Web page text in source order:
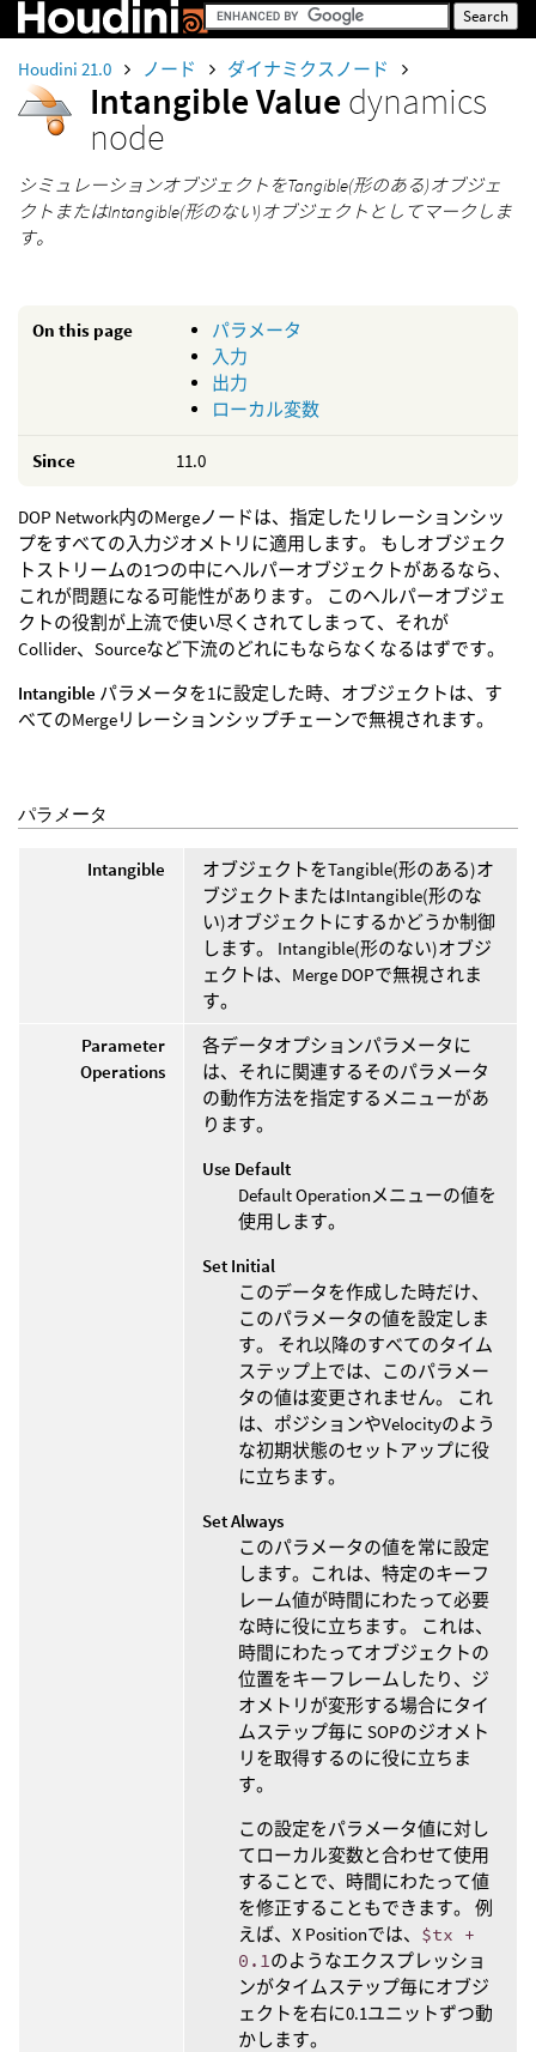
Houdini 21.0 ノード ダイナミクスノード
Intangible Value dynamics
node
シミュレーションオブジェクトをTangible(形のある)オブジェ
クトまたはIntangible(形のない)オブジェクトとしてマークしま
す。
On this page
パラメータ
入力
出力
ローカル変数
Since 11.0
DOP Network内のMergeノードは、指定したリレーションシッ
プをすべての入力ジオメトリに適用します。 もしオブジェク
トストリームの1つの中にヘルパーオブジェクトがあるなら、
これが問題になる可能性があります。 このヘルパーオブジェ
クトの役割が上流で使い尽くされてしまって、それが
Collider、Sourceなど下流のどれにもならなくなるはずです。
Intangible パラメータを1に設定した時、オブジェクトは、す
べてのMergeリレーションシップチェーンで無視されます。
パラメータ
Intangible
オブジェクトをTangible(形のある)オ
ブジェクトまたはIntangible(形のな
い)オブジェクトにするかどうか制御
します。 Intangible(形のない)オブジ
ェクトは、Merge DOPで無視されま
す。
Parameter
Operations
各データオプションパラメータに
は、それに関連するそのパラメータ
の動作方法を指定するメニューがあ
ります。
Use Default
Default Operationメニューの値を
使用します。
Set Initial
このデータを作成した時だけ、
このパラメータの値を設定しま
す。 それ以降のすべてのタイム
ステップ上では、このパラメー
タの値は変更されません。 これ
は、ポジションやVelocityのよう
な初期状態のセットアップに役
に立ちます。
Set Always
このパラメータの値を常に設定
します。これは、特定のキーフ
レーム値が時間にわたって必要
な時に役に立ちます。 これは、
時間にわたってオブジェクトの
位置をキーフレームしたり、ジ
オメトリが変形する場合にタイ
ムステップ毎に SOPのジオメト
リを取得するのに役に立ちま
す。
この設定をパラメータ値に対し
てローカル変数と合わせて使用
することで、時間にわたって値
を修正することもできます。 例
えば、X Positionでは、 $tx +
0.1 のようなエクスプレッショ
ンがタイムステップ毎にオブジ
ェクトを右に0.1ユニットずつ動
かします。